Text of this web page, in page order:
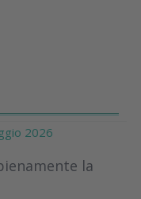
2026
la